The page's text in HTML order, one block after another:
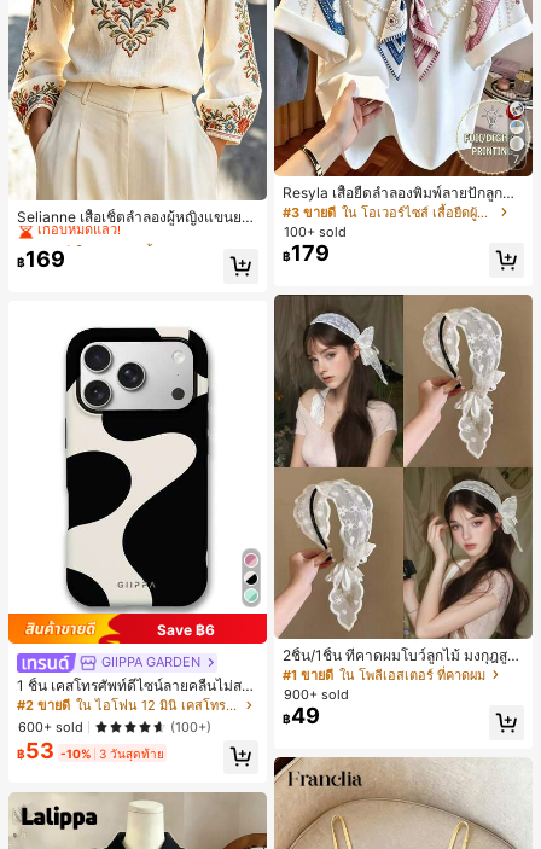
Selianne เสื้อเชิ้ตลำลองผู้หญิงแขนยา
ว คอวีเว้า ลายดอกไม้
#2 ขายดี
ใน งานปัก เสื้อทำงาน
เกือบหมดแล้ว!
#2 ขายดี ใน งานปัก เสื้อทำงาน
เกือบหมดแล้ว!
#2 ขายดี ใน งานปัก เสื้อทำงาน
เกือบหมดแล้ว!
฿169
Save ฿6
GIIPPA GARDEN
1 ชิ้น เคสโทรศัพท์ดีไซน์ลายคลื่นไม่สม
มาตรสำหรับ Phone 17 Pro Max, เหม
าะสำหรับ Phone 16 Pro Max, 15 Pro
Max, 14 Pro Max, เคสโทรศัพท์สไตล์เ
กาหลีและน่าสนใจ, เข้ากันได้กับ 11/12/
13/14/15/16 Pro Max Plus, ดีไซน์หรู
ขวัญในอุดมคติสำหรับคริสต์มาส, วันว
าเลนไทน์, อีสเตอร์, ฤดูแต่งงานและวันเ
กิดสำหรับแฟนสาว
#2 ขายดี
ใน ไอโฟน 12 มินิ เคสโทรศัพท์แฟชั่น
600+ sold
(100+)
฿53 -10% 3 วันสุดท้าย
7
Resyla เสื้อยืดลำลองพิมพ์ลายปักลูกปัด
รูปโบว์ขนาดใหญ่สำหรับผู้หญิง
#3 ขายดี
ใน โอเวอร์ไซส์ เสื้อยืดผู้หญิง
100+ sold
฿179
2ชิ้น/1ชิ้น ที่คาดผมโบว์ลูกไม้ มงกุฎสูง
แถบกว้าง สีดำ สีขาว สำหรับใส่ประจำ
วัน กิ๊บติดผม ยางรัดผม (ลายปักดอกไม้
จัดวางแบบสุ่ม)
#1 ขายดี ใน โพลีเอสเตอร์ ที่คาดผม
900+ sold
฿49